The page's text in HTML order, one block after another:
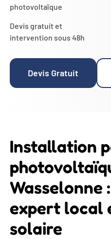
photovoltaïque
Devis gratuit et
intervention sous 48h
Devis Gratuit
Installation
Wasselonne
expert local
solaire